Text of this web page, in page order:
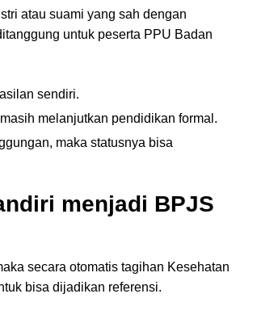
atau suami yang sah dengan
untuk peserta PPU Badan
sendiri.
melanjutkan pendidikan formal.
maka statusnya bisa
menjadi BPJS
secara otomatis tagihan Kesehatan
bisa dijadikan referensi.